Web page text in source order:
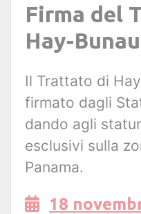
Firma del
Hay-
Il Trattato di
firmato dagli
dando agli
esclusivi sulla
Panama.
18